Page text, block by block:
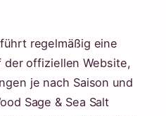
regelmäßig eine
der offiziellen Website,
je nach Saison und
Sage & Sea Salt